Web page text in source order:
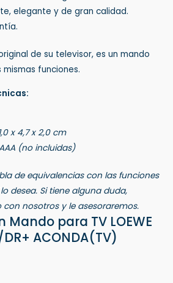
elegante y de gran calidad.
de su televisor, es un mando
funciones.
x 4,7 x 2,0 cm
(no incluidas)
de equivalencias con las funciones
desea. Si tiene alguna duda,
nosotros y le asesoraremos.
Mando para TV LOEWE
DR+ ACONDA(TV)